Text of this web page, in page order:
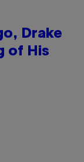
Drake
of His